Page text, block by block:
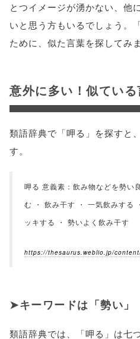
とつイメージが湧かない、他
いと思う方もいるでしょう。
ために、似た言葉を探してみ
意外に多い！似てい
類語辞典で「呷る」を探すと
す。
呷る 意義素：飲み物などを勢い
む ・ 飲み干す ・ 一気飲みする
ッキする ・ 勢いよく飲み干す
https://thesaurus.weblio.jp/
キーワードは「勢い」
類語辞典では、「呷る」は七